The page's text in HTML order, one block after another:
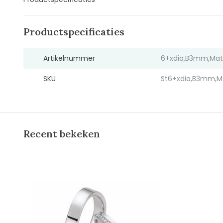
Productspecificaties
Artikelnummer
SKU
Recent bekeken